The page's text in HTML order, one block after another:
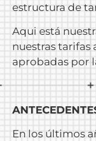
estructura de
Aqui está
nuestras tarifas
aprobadas por
En los últimos